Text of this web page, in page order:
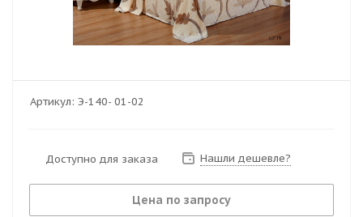
Артикул: Э-140- 01-02
Доступно для заказа Нашли дешевле?
Цена по запросу